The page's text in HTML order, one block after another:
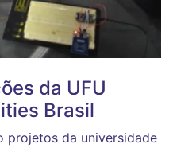
da UFU
Brasil
projetos da universidade